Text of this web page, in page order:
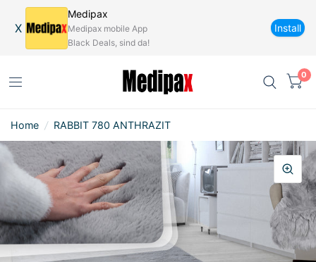
X
Medipax
Medipax mobile App
Black Deals, sind da!
Install
0
Home / RABBIT 780 ANTHRAZIT